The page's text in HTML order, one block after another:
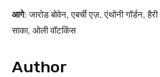
आगे: जारोड बोवेन, एबर्ची एज़, एंथोनी गॉर्डन,
साका, ओली वॉटकिंस
Author